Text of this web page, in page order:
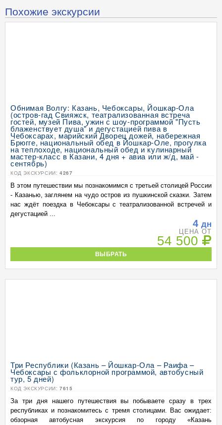
Похожие экскурсии
Обнимая Волгу: Казань, Чебоксары, Йошкар-Ола
(остров-гад Свияжск, театрализованная встреча
гостей, музей Пива, ужин с шоу-программой "Пусть
блаженствует душа" и дегустацией пива в
Чебоксарах, марийский Дворец дожей, набережная
Брюгге, национальный обед в Йошкар-Оле, прогулка
на теплоходе, национальный обед и кулинарный
мастер-класс в Казани, 4 дня + авиа или ж/д, май -
сентябрь)
КОД ЭКСКУРСИИ: 4267
В этом путешествии мы познакомимся с третьей столицей России
- Казанью, заглянем на чудо остров из пушкинской сказки. Затем
нас ждёт поездка в Чебоксары с театрализованной встречей и
дегустацией ...
4 дн
ЦЕНА ОТ
54 500
ВЫБРАТЬ
Три Республики (Казань – Йошкар-Ола – Раифа –
Чебоксары с фольклорной программой, автобусный
тур, 5 дней)
КОД ЭКСКУРСИИ: 7615
За три дня нашего путешествия вы побываете сразу в трех
республиках и познакомитесь с тремя столицами. Вас ожидает:
обзорная автобусная экскурсия по городу «Казань